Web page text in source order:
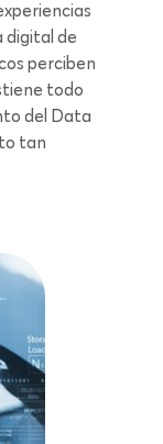
digital de
perciben
todo
del Data
tan